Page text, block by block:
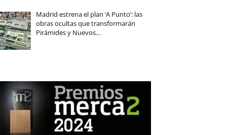
Madrid estrena el plan ‘A Punto’: las
obras ocultas que transformarán
Pirámides y Nuevos…